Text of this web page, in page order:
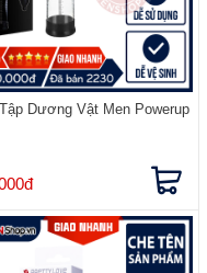
Dương Vật Men Powerup